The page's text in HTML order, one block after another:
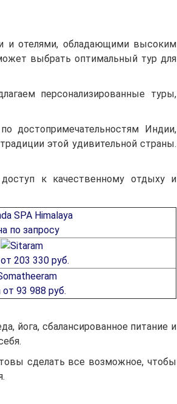
и отелями, обладающими высоким
выбрать оптимальный тур для
персонализированные туры,
достопримечательностям Индии,
этой удивительной страны.
к качественному отдыху и
по запросу
203 330 руб.
93 988 руб.
йога, сбалансированное питание и
сделать все возможное, чтобы